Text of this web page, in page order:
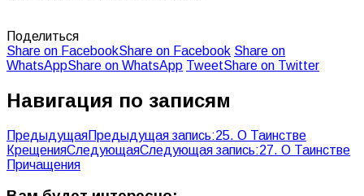
Поделиться
Share on FacebookShare on Facebook Share on
WhatsAppShare on WhatsApp TweetShare on Twitter
Навигация по записям
ПредыдущаяПредыдущая запись:25. О Таинстве
КрещенияСледующаяСледующая запись:27. О Таинстве
Причащения